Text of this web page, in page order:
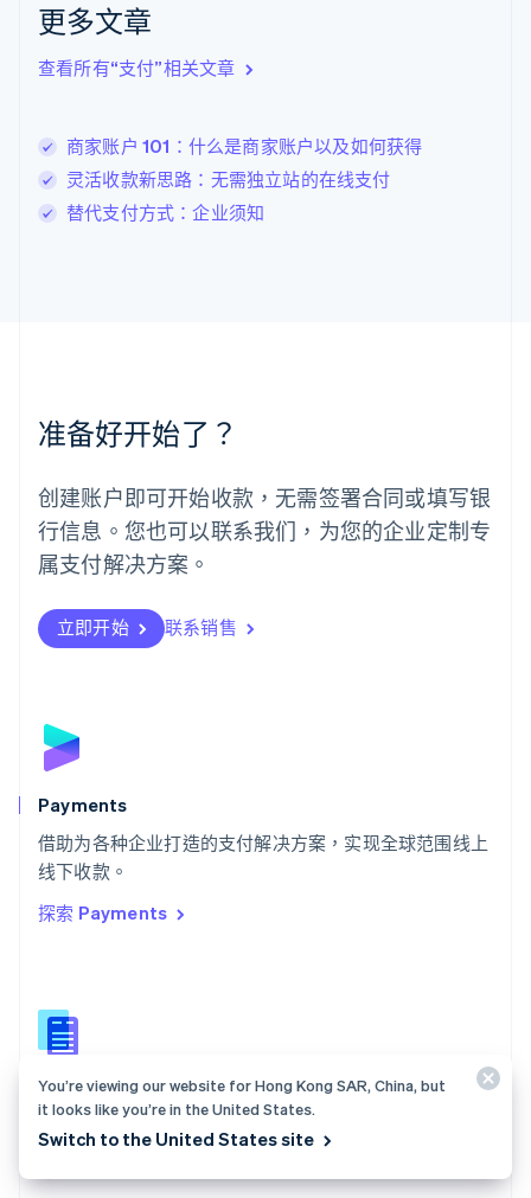
更多文章
查看所有“支付”相关文章
商家账户 101：什么是商家账户以及如何获得
灵活收款新思路：无需独立站的在线支付
替代支付方式：企业须知
准备好开始了？
创建账户即可开始收款，无需签署合同或填写银
行信息。您也可以联系我们，为您的企业定制专
属支付解决方案。
立即开始 联系销售
Payments
借助为各种企业打造的支付解决方案，实现全球范围线上
线下收款。
探索 Payments
Payments 文档
查找 Stripe 的付款 API 集成指南。
English
English
卢森堡
罗马尼亚
English
挪威
葡萄牙
Português English
日本
日本語English
瑞典
瑞士
DeutschFrançais
English
斯洛文尼亚
泰国
ไทยEnglish
希腊
English
西班牙
新西兰
English
匈牙利
English
意大利
ItalianoEnglish
English
You’re viewing our website for Hong Kong SAR, China, but
it looks like you’re in the United States.
Switch to the United States site